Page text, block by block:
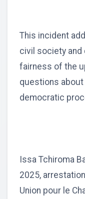
This incident
civil society
fairness of the
questions
democratic
Issa Tchiroma
2025,
Union pour le